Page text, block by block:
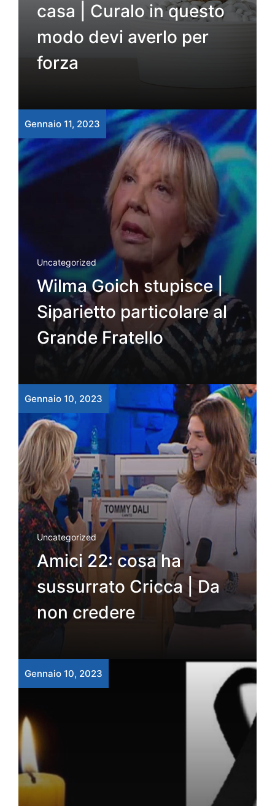
casa | Curalo in questo
modo devi averlo per
forza
Gennaio 11, 2023
Uncategorized
Wilma Goich stupisce |
Siparietto particolare al
Grande Fratello
Gennaio 10, 2023
Uncategorized
Amici 22: cosa ha
sussurrato Cricca | Da
non credere
Gennaio 10, 2023